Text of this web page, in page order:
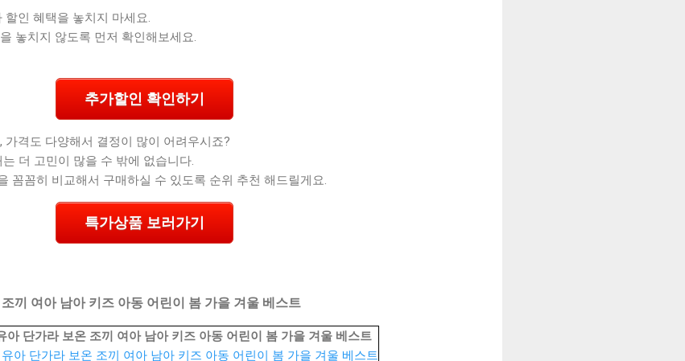
인 혜택을 놓치지 마세요.
놓치지 않도록 먼저 확인해보세요.
추가할인 확인하기
격도 다양해서 결정이 많이 어려우시죠?
더 고민이 많을 수 밖에 없습니다.
꼼꼼히 비교해서 구매하실 수 있도록 순위 추천 해드릴게요.
특가상품 보러가기
끼 여아 남아 키즈 아동 어린이 봄 가을 겨울 베스트
아 단가라 보온 조끼 여아 남아 키즈 아동 어린이 봄 가을 겨울 베스트